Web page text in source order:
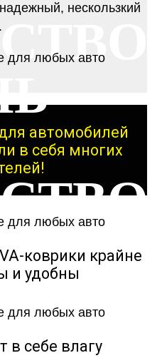
нескользкий
автомобилей
в себя многих
коврики крайне
и удобны
в себе влагу